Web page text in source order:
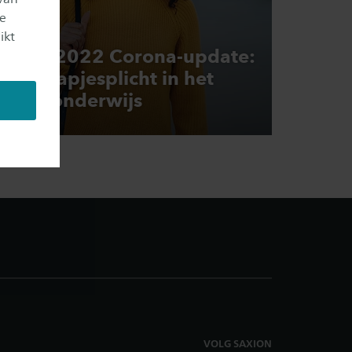
17-01-2022 Corona-update:
in het
onderwijs
VOLG SAXION